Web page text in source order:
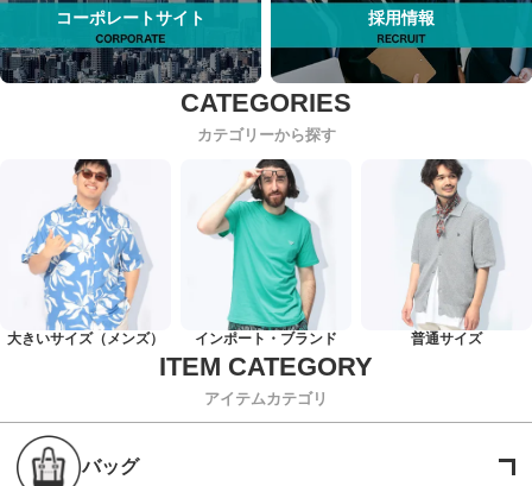
コーポレートサイト 採用情報
カテゴリーから探す
大きいサイズ（メンズ） インポート・ブランド 普通サイズ
アイテムカテゴリ
バッグ